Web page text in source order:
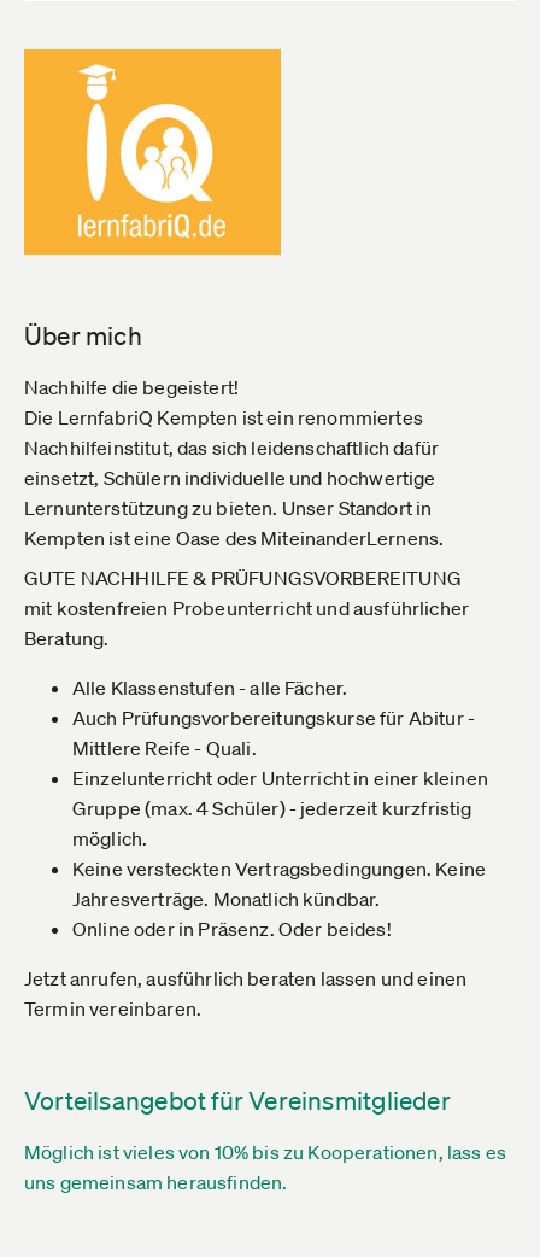
Über mich
Nachhilfe die begeistert!
Die LernfabriQ Kempten ist ein renommiertes
Nachhilfeinstitut, das sich leidenschaftlich dafür
einsetzt, Schülern individuelle und hochwertige
Lernunterstützung zu bieten. Unser Standort in
Kempten ist eine Oase des MiteinanderLernens.
GUTE NACHHILFE & PRÜFUNGSVORBEREITUNG
mit kostenfreien Probeunterricht und ausführlicher
Beratung.
Alle Klassenstufen - alle Fächer.
Auch Prüfungsvorbereitungskurse für Abitur -
Mittlere Reife - Quali.
Einzelunterricht oder Unterricht in einer kleinen
Gruppe (max. 4 Schüler) - jederzeit kurzfristig
möglich.
Keine versteckten Vertragsbedingungen. Keine
Jahresverträge. Monatlich kündbar.
Online oder in Präsenz. Oder beides!
Jetzt anrufen, ausführlich beraten lassen und einen
Termin vereinbaren.
Vorteilsangebot für Vereinsmitglieder
Möglich ist vieles von 10% bis zu Kooperationen, lass es
uns gemeinsam herausfinden.